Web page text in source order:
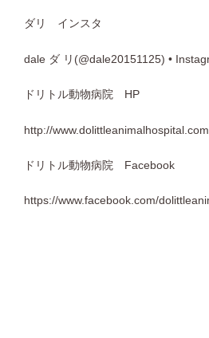
ダリ インスタ
dale ダ リ(@dale20151125) •
ドリトル動物病院 HP
http://www.dolittleanimalhospital.com
ドリトル動物病院 Facebook
https://www.facebook.com/